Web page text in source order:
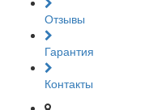
Отзывы
Гарантия
Контакты